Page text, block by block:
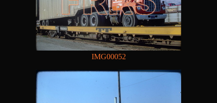
IMG00052